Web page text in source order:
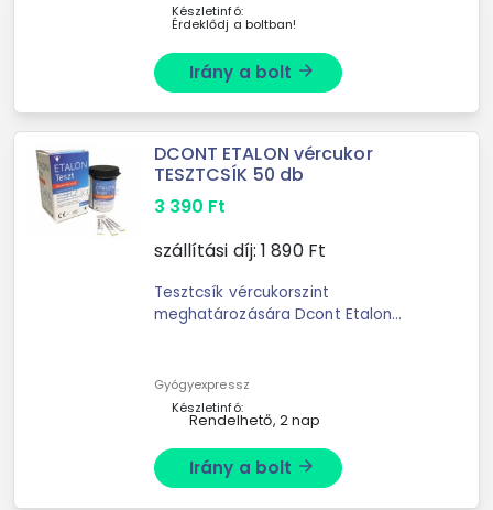
Készletinfó:
Érdeklődj a boltban!
Irány a bolt arrow_forward
DCONT ETALON vércukor
TESZTCSÍK 50 db
3 390 Ft
szállítási díj: 1 890Ft
Tesztcsík vércukorszint
meghatározására Dcont Etalon
Gyógyexpressz
Készletinfó:
Rendelhető, 2 nap
Irány a bolt arrow_forward